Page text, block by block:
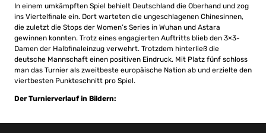
In einem umkämpften Spiel behielt Deutschland die Oberhand und zog
ins Viertelfinale ein. Dort warteten die ungeschlagenen Chinesinnen,
die zuletzt die Stops der Women’s Series in Wuhan und Astara
gewinnen konnten. Trotz eines engagierten Auftritts blieb den 3×3-
Damen der Halbfinaleinzug verwehrt. Trotzdem hinterließ die
deutsche Mannschaft einen positiven Eindruck. Mit Platz fünf schloss
man das Turnier als zweitbeste europäische Nation ab und erzielte den
viertbesten Punkteschnitt pro Spiel.
Der Turnierverlauf in Bildern: